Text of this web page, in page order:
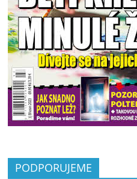
PODPORUJEME